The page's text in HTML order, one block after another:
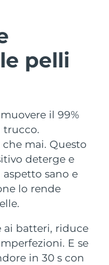
pelli
il 99%
trucco.
mai. Questo
deterge e
sano e
lo rende
ai batteri, riduce
E se
in 30 s con
massage
viso
on-the-go
lips
device
light therapy
orale
toothbrush
sonic toothbrush
FAQ™
LED
stimata
stimata
stimata
stimata 8/14/26
stimata
stimata8/13/26
stimata 8/13/26